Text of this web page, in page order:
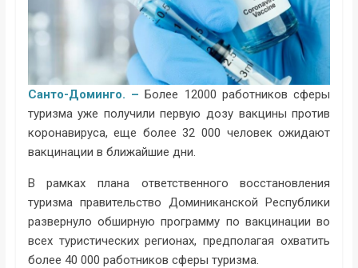
Санто-Доминго. –Более 12000 работников сферы
туризма уже получили первую дозу вакцины против
коронавируса, еще более 32 000 человек ожидают
вакцинации в ближайшие дни.
В рамках плана ответственного восстановления
туризма правительство Доминиканской Республики
развернуло обширную программу по вакцинации во
всех туристических регионах, предполагая охватить
более 40 000 работников сферы туризма.